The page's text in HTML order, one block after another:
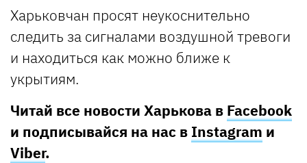
Харьковчан просят неукоснительно
следить за сигналами воздушной тревоги
и находиться как можно ближе к
укрытиям.
Читай все новости Харькова в Facebook
и подписывайся на нас в Instagram и
Viber.